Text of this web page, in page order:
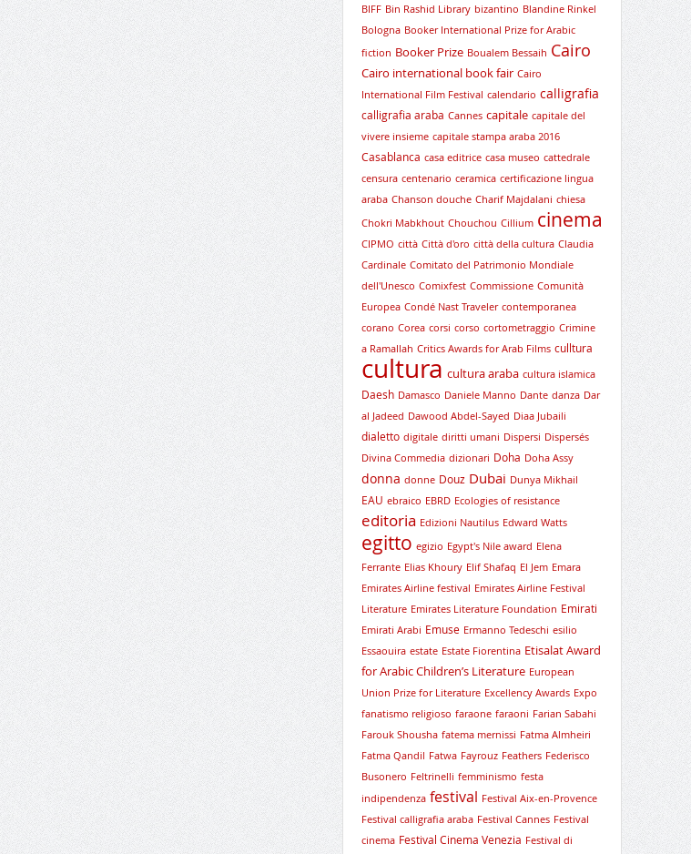
BIFF Bin Rashid Library bizantino Blandine Rinkel
Bologna Booker International Prize for Arabic
fiction Booker Prize Boualem Bessaih Cairo
Cairo international book fair Cairo
International Film Festival calendario calligrafia
calligrafia araba Cannes capitale capitale del
vivere insieme capitale stampa araba 2016
Casablanca casa editrice casa museo cattedrale
censura centenario ceramica certificazione lingua
araba Chanson douche Charif Majdalani chiesa
Chokri Mabkhout Chouchou Cillium cinema
CIPMO città Città d'oro città della cultura Claudia
Cardinale Comitato del Patrimonio Mondiale
dell'Unesco Comixfest Commissione Comunità
Europea Condé Nast Traveler contemporanea
corano Corea corsi corso cortometraggio Crimine
a Ramallah Critics Awards for Arab Films culltura
cultura cultura araba cultura islamica
Daesh Damasco Daniele Manno Dante danza Dar
al Jadeed Dawood Abdel-Sayed Diaa Jubaili
dialetto digitale diritti umani Dispersi Dispersés
Divina Commedia dizionari Doha Doha Assy
donna donne Douz Dubai Dunya Mikhail
EAU ebraico EBRD Ecologies of resistance
editoria Edizioni Nautilus Edward Watts
egitto egizio Egypt's Nile award Elena
Ferrante Elias Khoury Elif Shafaq El Jem Emara
Emirates Airline festival Emirates Airline Festival
Literature Emirates Literature Foundation Emirati
Emirati Arabi Emuse Ermanno Tedeschi esilio
Essaouira estate Estate Fiorentina Etisalat Award
for Arabic Children’s Literature European
Union Prize for Literature Excellency Awards Expo
fanatismo religioso faraone faraoni Farian Sabahi
Farouk Shousha fatema mernissi Fatma Almheiri
Fatma Qandil Fatwa Fayrouz Feathers Federisco
Busonero Feltrinelli femminismo festa
indipendenza festival Festival Aix-en-Provence
Festival calligrafia araba Festival Cannes Festival
cinema Festival Cinema Venezia Festival di